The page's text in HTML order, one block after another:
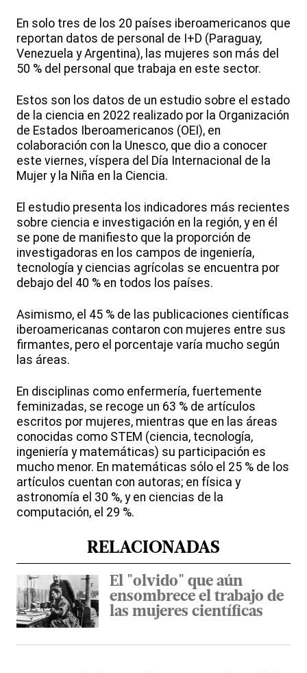
En solo tres de los 20 países iberoamericanos que
reportan datos de personal de I+D (Paraguay,
Venezuela y Argentina), las mujeres son más del
50 % del personal que trabaja en este sector.
Estos son los datos de un estudio sobre el estado
de la ciencia en 2022 realizado por la Organización
de Estados Iberoamericanos (OEI), en
colaboración con la Unesco, que dio a conocer
este viernes, víspera del Día Internacional de la
Mujer y la Niña en la Ciencia.
El estudio presenta los indicadores más recientes
sobre ciencia e investigación en la región, y en él
se pone de manifiesto que la proporción de
investigadoras en los campos de ingeniería,
tecnología y ciencias agrícolas se encuentra por
debajo del 40 % en todos los países.
Asimismo, el 45 % de las publicaciones científicas
iberoamericanas contaron con mujeres entre sus
firmantes, pero el porcentaje varía mucho según
las áreas.
En disciplinas como enfermería, fuertemente
feminizadas, se recoge un 63 % de artículos
escritos por mujeres, mientras que en las áreas
conocidas como STEM (ciencia, tecnología,
ingeniería y matemáticas) su participación es
mucho menor. En matemáticas sólo el 25 % de los
artículos cuentan con autoras; en física y
astronomía el 30 %, y en ciencias de la
computación, el 29 %.
RELACIONADAS
El "olvido" que aún
ensombrece el trabajo de
las mujeres científicas